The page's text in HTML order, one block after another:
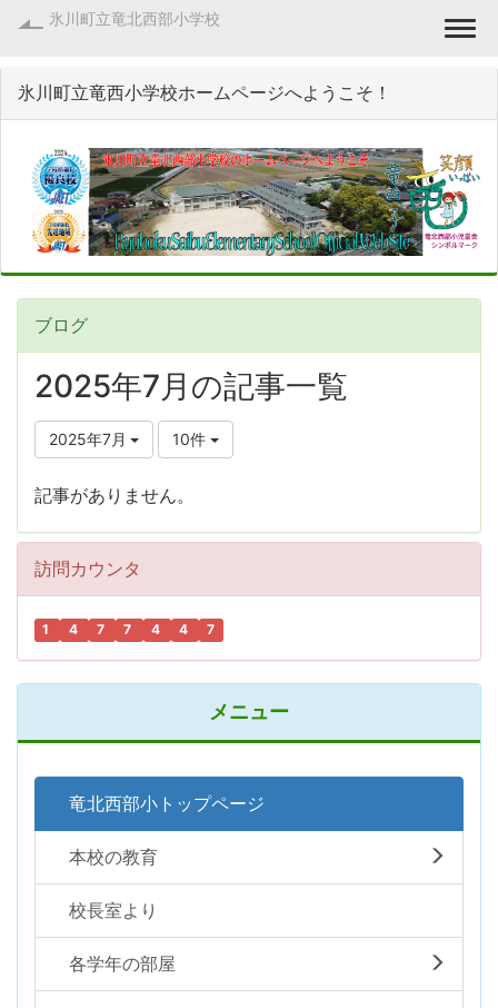
氷川町立竜北西部小学校
氷川町立竜西小学校ホームページへようこそ！
ブログ
2025年7月の記事一覧
2025年7月 10件
記事がありません。
訪問カウンタ
1 4 7 7 4 4 7
メニュー
竜北西部小トップページ
本校の教育
校長室より
各学年の部屋